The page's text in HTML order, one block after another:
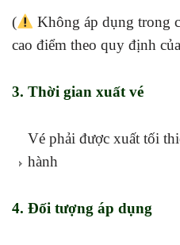
(
Không áp dụng trong
cao điểm theo quy định
3. Thời gian xuất vé
Vé phải được xuất tối
hành
4. Đối tượng áp dụng